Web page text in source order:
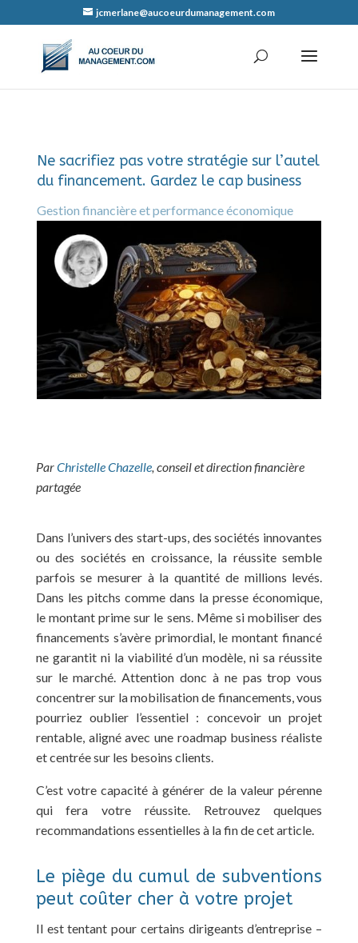
jcmerlane@aucoeurdumanagement.com
Ne sacrifiez pas votre stratégie sur l’autel
du financement. Gardez le cap business
Gestion financière et performance économique
ParChristelle Chazelle, conseil et direction financière
partagée
Dans l’univers des start-ups, des sociétés innovantes
ou des sociétés en croissance, la réussite semble
parfois se mesurer à la quantité de millions levés.
Dans les pitchs comme dans la presse économique,
le montant prime sur le sens. Même si mobiliser des
financements s’avère primordial, le montant financé
ne garantit ni la viabilité d’un modèle, ni sa réussite
sur le marché. Attention donc à ne pas trop vous
concentrer sur la mobilisation de financements, vous
pourriez oublier l’essentiel : concevoir un projet
rentable, aligné avec une roadmap business réaliste
et centrée sur les besoins clients.
C’est votre capacité à générer de la valeur pérenne
qui fera votre réussite. Retrouvez quelques
recommandations essentielles à la fin de cet article.
Le piège du cumul de subventions
peut coûter cher à votre projet
Il est tentant pour certains dirigeants d’entreprise –